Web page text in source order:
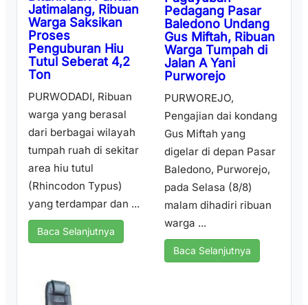
Jatimalang, Ribuan
Warga Saksikan
Proses
Penguburan Hiu
Tutul Seberat 4,2
Ton
PURWODADI, Ribuan
warga yang berasal
dari berbagai wilayah
tumpah ruah di sekitar
area hiu tutul
(Rhincodon Typus)
yang terdampar dan ...
Baca Selanjutnya
Pedagang Pasar
Baledono Undang
Gus Miftah, Ribuan
Warga Tumpah di
Jalan A Yani
Purworejo
PURWOREJO,
Pengajian dai kondang
Gus Miftah yang
digelar di depan Pasar
Baledono, Purworejo,
pada Selasa (8/8)
malam dihadiri ribuan
warga ...
Baca Selanjutnya